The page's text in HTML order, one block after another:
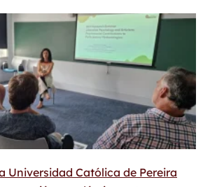
Universidad Católica de Pereira